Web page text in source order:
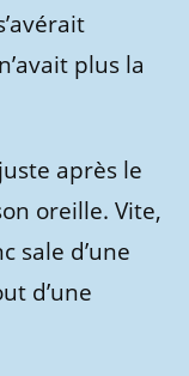
plus la
après le
oreille. Vite,
sale d’une
d’une